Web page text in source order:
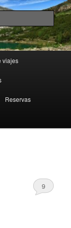
viajes
Reservas
9